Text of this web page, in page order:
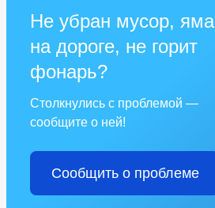
Не убран мусор, яма
на дороге, не горит
фонарь?
Столкнулись с проблемой —
сообщите о ней!
Сообщить о проблеме